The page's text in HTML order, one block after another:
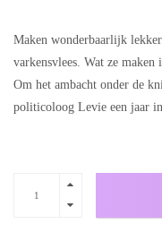
Maken wonderbaarlijk
varkensvlees. Wat ze
Om het ambacht onder de
politicoloog Levie een jaar